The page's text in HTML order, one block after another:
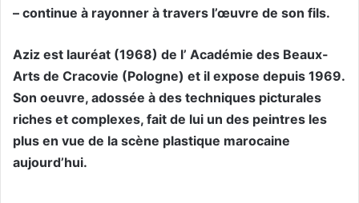
– continue à rayonner à travers l’œuvre de son fils.
Aziz est lauréat (1968) de l’ Académie des Beaux-
Arts de Cracovie (Pologne) et il expose depuis 1969.
Son oeuvre, adossée à des techniques picturales
riches et complexes, fait de lui un des peintres les
plus en vue de la scène plastique marocaine
aujourd’hui.